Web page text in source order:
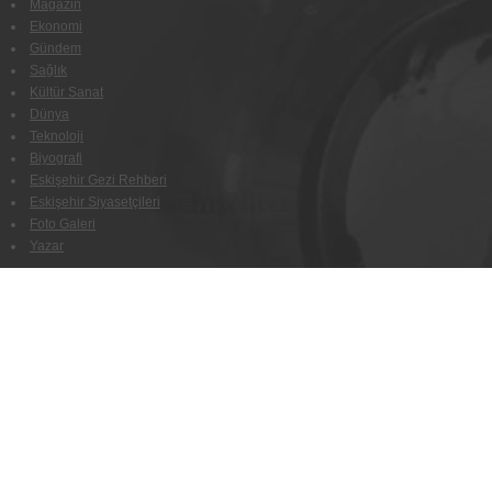
Magazin
Ekonomi
Gündem
Sağlık
Kültür Sanat
Dünya
Teknoloji
Biyografi
Eskişehir Gezi Rehberi
Eskişehir Siyasetçileri
Foto Galeri
Yazar